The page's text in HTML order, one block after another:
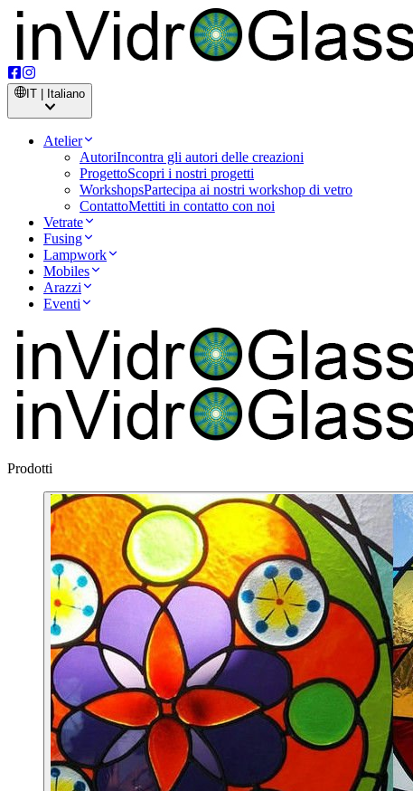
IT | Italiano
Atelier
AutoriIncontra gli autori delle creazioni
ProgettoScopri i nostri progetti
WorkshopsPartecipa ai nostri workshop di vetro
ContattoMettiti in contatto con noi
Vetrate
Fusing
Lampwork
Mobiles
Arazzi
Eventi
Prodotti